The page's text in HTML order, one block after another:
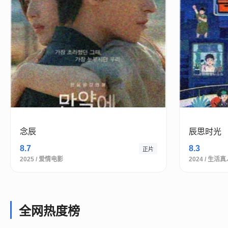
念辰
8.7
正片
2025 / 爱情电影
辰思时光
8.3
2024 / 生活真
全网热度榜